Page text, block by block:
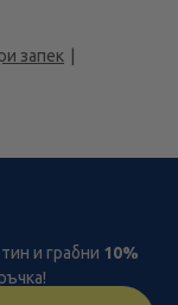
запек
и грабни 10%